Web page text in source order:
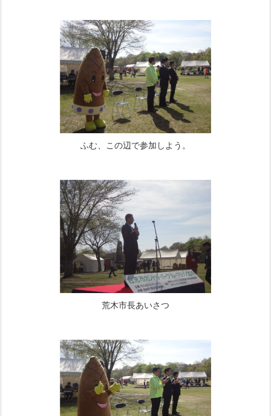
ふむ、この辺で参加しよう。
荒木市長あいさつ